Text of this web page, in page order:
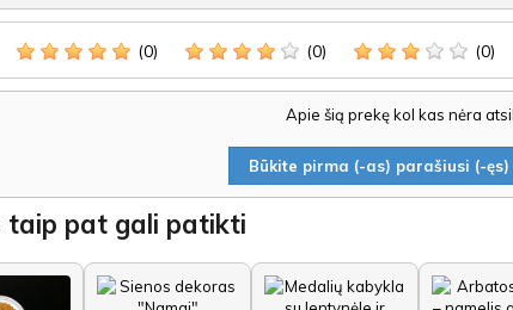
(0) (0) (0)
Apie šią prekę kol kas nėra
Būkite pirma (-as) parašiusi (-
taip pat gali patikti